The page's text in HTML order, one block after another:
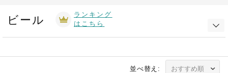
ビール
ランキング
はこちら
並べ替え: